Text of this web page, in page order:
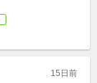
15日前